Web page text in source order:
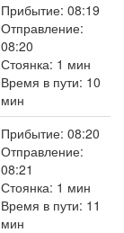
Прибытие: 08:19
Отправление:
08:20
Стоянка: 1 мин
Время в пути: 10
мин
Прибытие: 08:20
Отправление:
08:21
Стоянка: 1 мин
Время в пути: 11
мин